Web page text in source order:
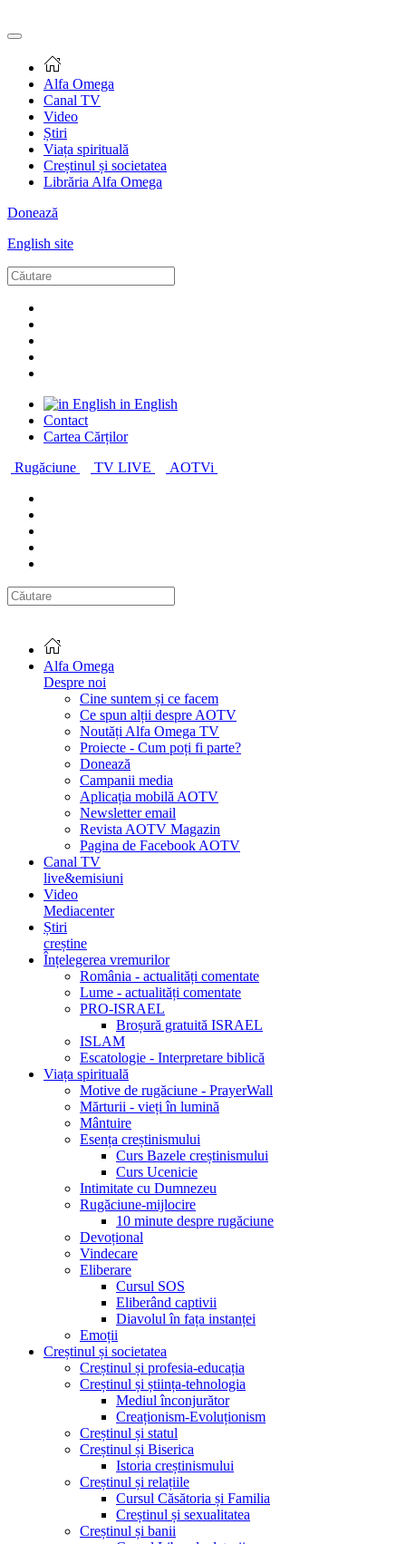
Alfa Omega
Canal TV
Video
Știri
Viața spirituală
Creștinul și societatea
Librăria Alfa Omega
Donează
English site
in English
Contact
Cartea Cărților
Rugăciune
TV LIVE AOTVi
Alfa Omega
Despre noi
Cine suntem și ce facem
Ce spun alții despre AOTV
Noutăți Alfa Omega TV
Proiecte - Cum poți fi parte?
Donează
Campanii media
Aplicația mobilă AOTV
Newsletter email
Revista AOTV Magazin
Pagina de Facebook AOTV
Canal TV
live&emisiuni
Video
Mediacenter
Știri
creștine
Înțelegerea vremurilor
România - actualități comentate
Lume - actualități comentate
PRO-ISRAEL
Broșură gratuită ISRAEL
ISLAM
Escatologie - Interpretare biblică
Viața spirituală
Motive de rugăciune - PrayerWall
Mărturii - vieți în lumină
Mântuire
Esența creștinismului
Curs Bazele creștinismului
Curs Ucenicie
Intimitate cu Dumnezeu
Rugăciune-mijlocire
10 minute despre rugăciune
Devoțional
Vindecare
Eliberare
Cursul SOS
Eliberând captivii
Diavolul în fața instanței
Emoții
Creștinul și societatea
Creștinul și profesia-educația
Creștinul și știința-tehnologia
Mediul înconjurător
Creaționism-Evoluționism
Creștinul și statul
Creștinul și Biserica
Istoria creștinismului
Creștinul și relațiile
Cursul Căsătoria și Familia
Creștinul și sexualitatea
Creștinul și banii